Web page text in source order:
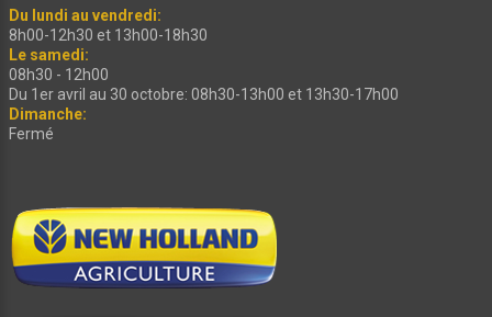
Du lundi au vendredi:
8h00-12h30 et 13h00-18h30
Le samedi:
08h30 - 12h00
Du 1er avril au 30 octobre: 08h30-13h00 et 13h30-17h00
Dimanche:
Fermé